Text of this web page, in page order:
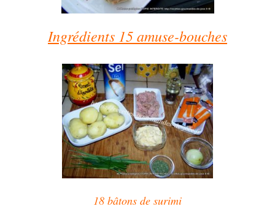
Ingrédients 15 amuse-bouches
18 bâtons de surimi